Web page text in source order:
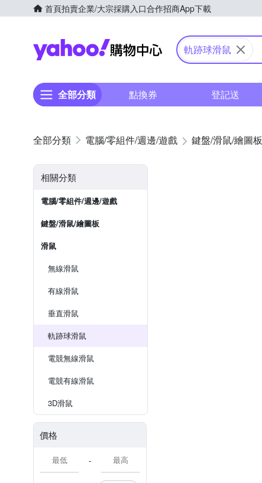
首頁拍賣企業/大宗採購入口合作招商App下載
Yahoo購物中心
軌跡球滑鼠
全部分類 點換券 登記送
電腦/零組件/週邊/遊戲 鍵盤/滑鼠/繪圖板
相關分類
電腦/零組件/週邊/遊戲
鍵盤/滑鼠/繪圖板
滑鼠
無線滑鼠
有線滑鼠
垂直滑鼠
軌跡球滑鼠
電競無線滑鼠
電競有線滑鼠
3D滑鼠
價格
-